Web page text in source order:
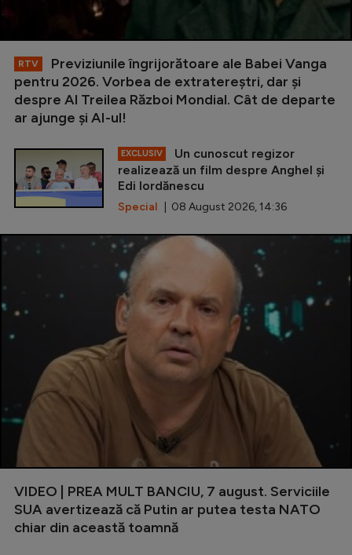
RTV
Previziunile îngrijorătoare ale Babei Vanga
pentru 2026. Vorbea de extratereștri, dar și
despre Al Treilea Război Mondial. Cât de departe
ar ajunge și AI-ul!
EXCLUSIV
Un cunoscut regizor
realizează un film despre Anghel și
Edi Iordănescu
Special | 08 August 2026, 14:36
VIDEO | PREA MULT BANCIU, 7 august. Serviciile
SUA avertizează că Putin ar putea testa NATO
chiar din această toamnă